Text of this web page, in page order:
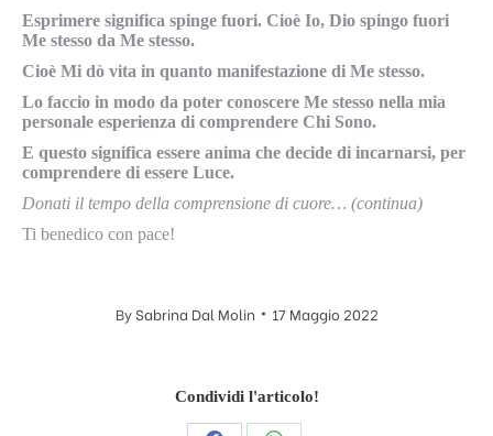
Esprimere significa spinge fuori. Cioè Io, Dio spingo fuori
Me stesso da Me stesso.
Cioè Mi dò vita in quanto manifestazione di Me stesso.
Lo faccio in modo da poter conoscere Me stesso nella mia
personale esperienza di comprendere Chi Sono.
E questo significa essere anima che decide di incarnarsi, per
comprendere di essere Luce.
Donati il tempo della comprensione di cuore… (continua)
Ti benedico con pace!
BySabrina Dal Molin 17 Maggio 2022
Condividi l'articolo!